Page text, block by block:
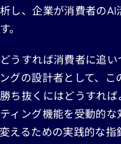
し、企業が消費者の
。
うすれば消費者に追
グの設計者として、
ち抜くにはどうすれば
ィング機能を受動的
えるための実践的な